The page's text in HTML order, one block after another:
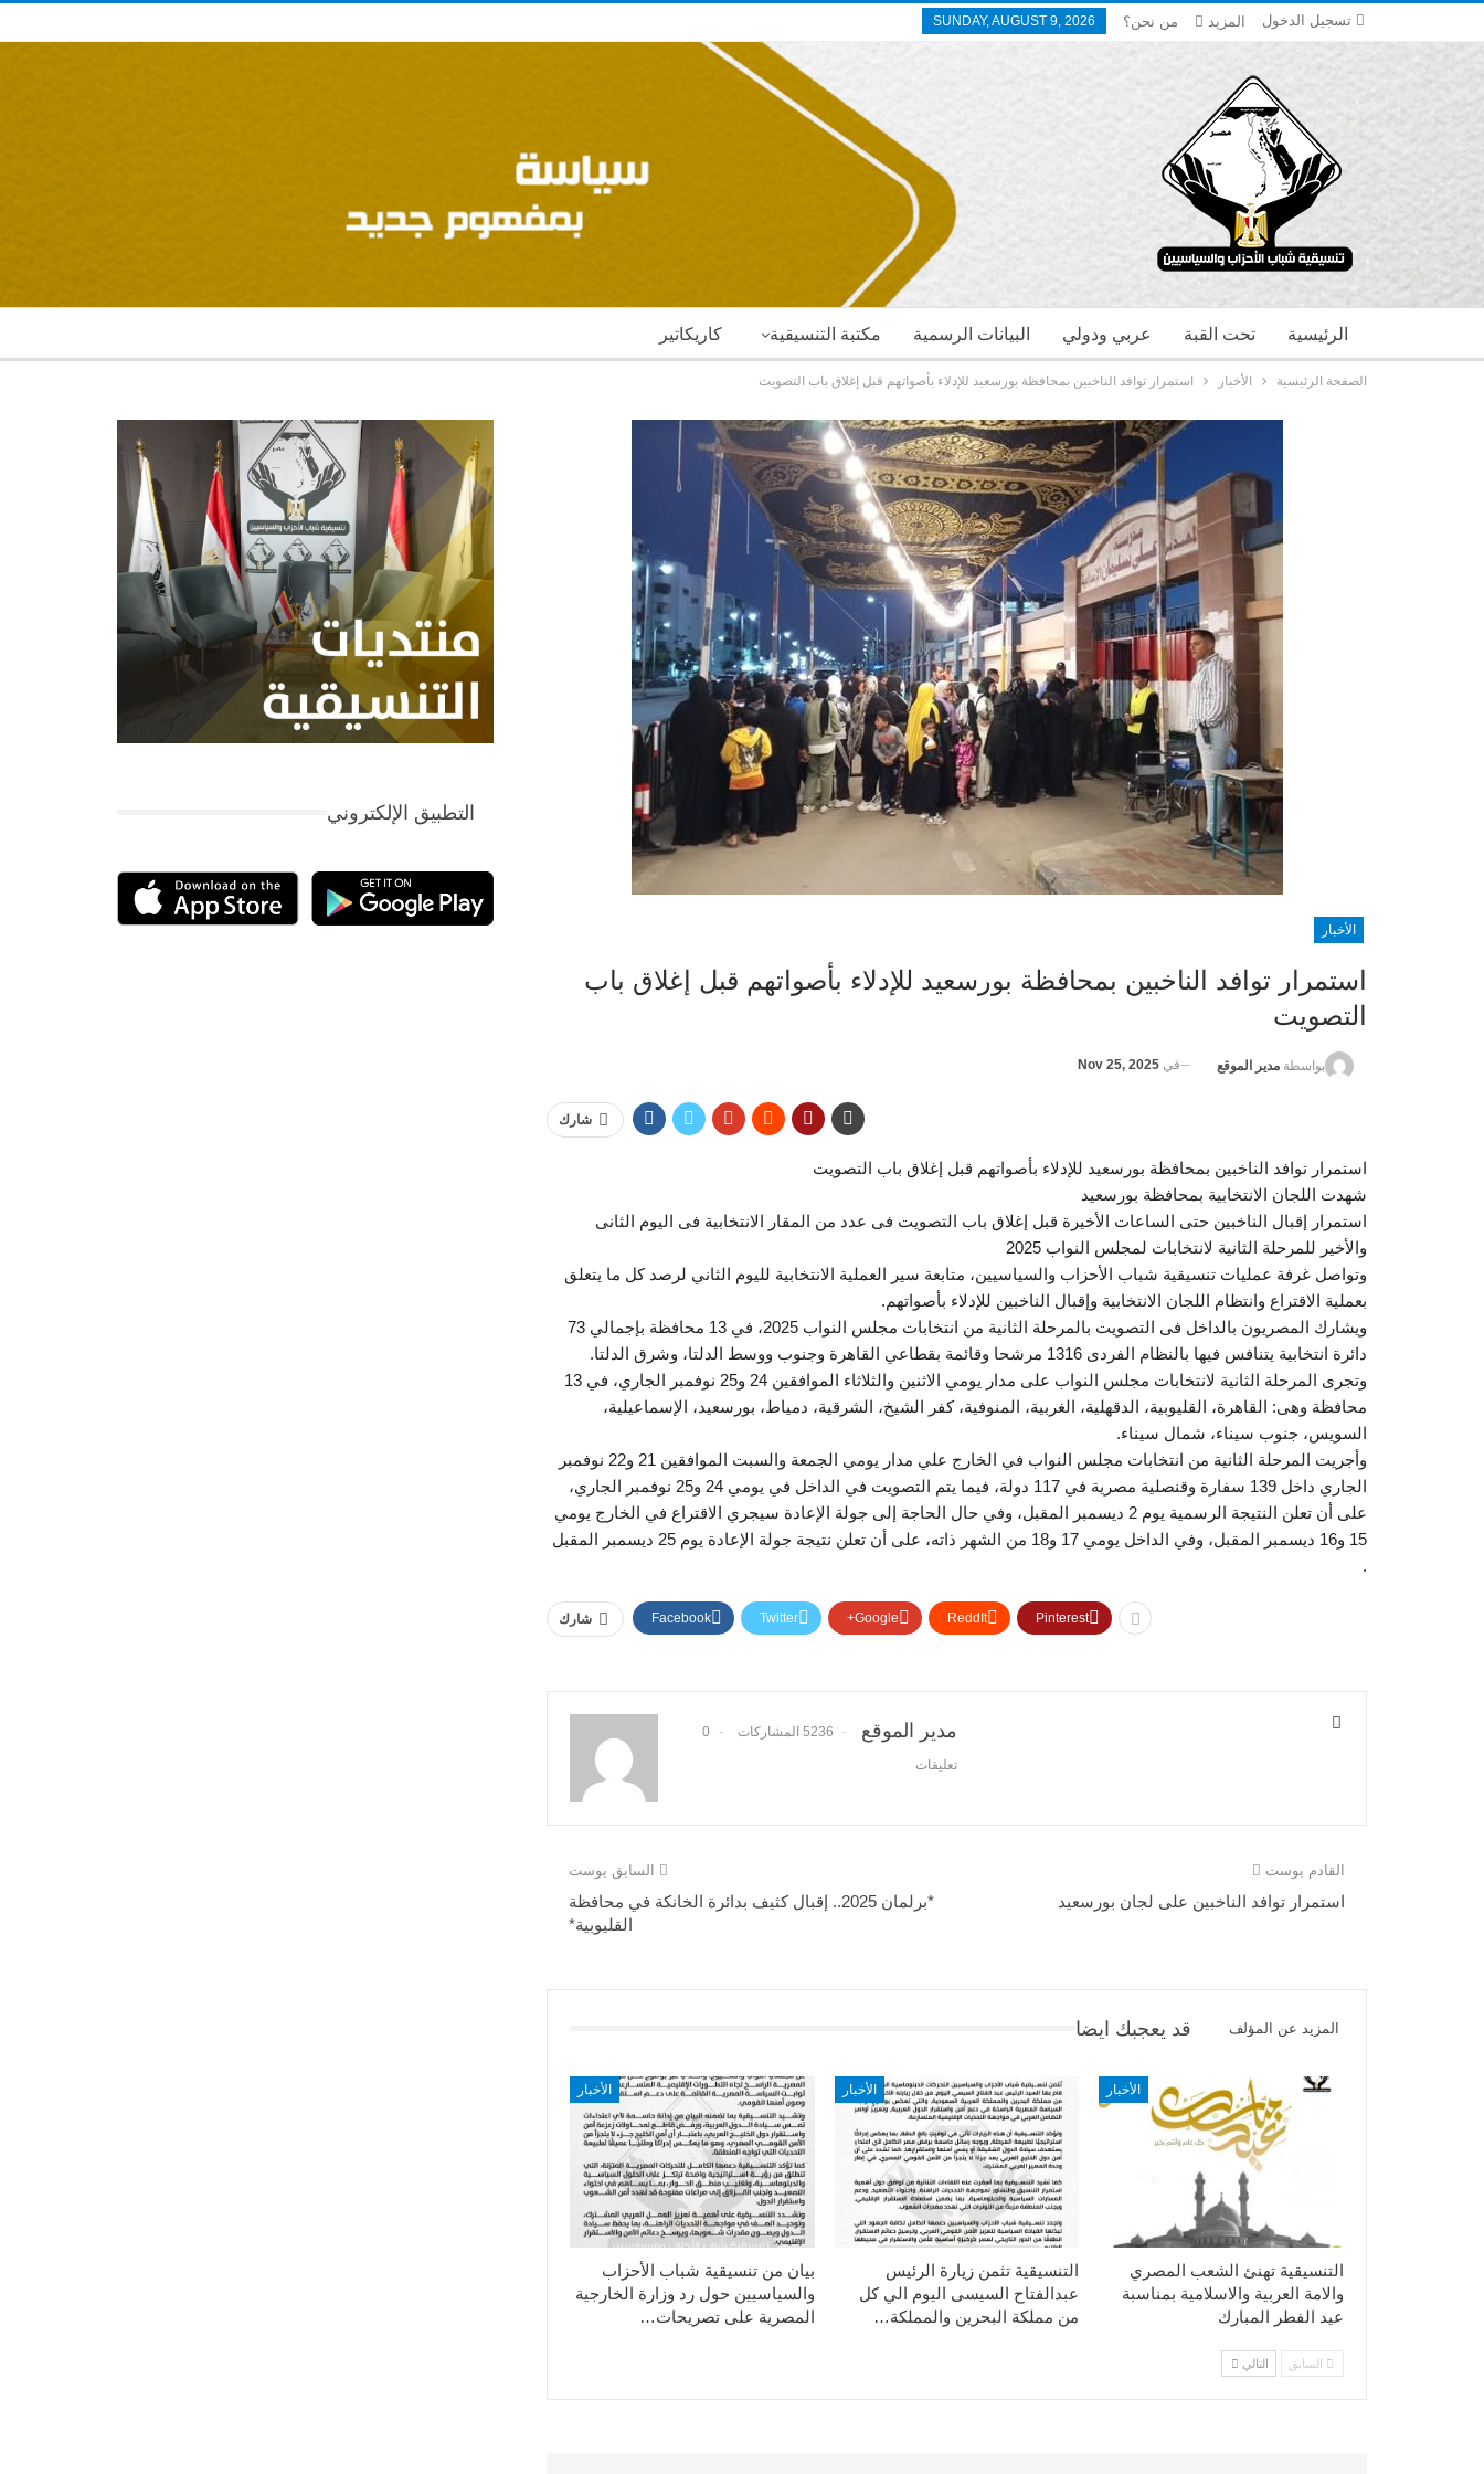
تسجيل الدخول SUNDAY, AUGUST 9, 2026 من نحن؟ المزيد
كاريكاتير مكتبة التنسيقية البيانات الرسمية عربي ودولي تحت القبة الرئيسية
الصفحة الرئيسية الأخبار استمرار توافد الناخبين بمحافظة بورسعيد للإدلاء بأصواتهم قبل إغلاق باب التصويت
الأخبار
استمرار توافد الناخبين بمحافظة بورسعيد للإدلاء بأصواتهم قبل إغلاق باب
التصويت
بواسطة مدير الموقع في Nov 25, 2025
شارك
استمرار توافد الناخبين بمحافظة بورسعيد للإدلاء بأصواتهم قبل إغلاق باب التصويت
شهدت اللجان الانتخابية بمحافظة بورسعيد
استمرار إقبال الناخبين حتى الساعات الأخيرة قبل إغلاق باب التصويت فى عدد من المقار الانتخابية فى اليوم الثانى
والأخير للمرحلة الثانية لانتخابات لمجلس النواب 2025
وتواصل غرفة عمليات تنسيقية شباب الأحزاب والسياسيين، متابعة سير العملية الانتخابية لليوم الثاني لرصد كل ما يتعلق
بعملية الاقتراع وانتظام اللجان الانتخابية وإقبال الناخبين للإدلاء بأصواتهم.
ويشارك المصريون بالداخل فى التصويت بالمرحلة الثانية من انتخابات مجلس النواب 2025، في 13 محافظة بإجمالي 73
دائرة انتخابية يتنافس فيها بالنظام الفردى 1316 مرشحا وقائمة بقطاعي القاهرة وجنوب ووسط الدلتا، وشرق الدلتا.
وتجرى المرحلة الثانية لانتخابات مجلس النواب على مدار يومي الاثنين والثلاثاء الموافقين 24 و25 نوفمبر الجاري، في 13
محافظة وهى: القاهرة، القليوبية، الدقهلية، الغربية، المنوفية، كفر الشيخ، الشرقية، دمياط، بورسعيد، الإسماعيلية،
السويس، جنوب سيناء، شمال سيناء.
وأجريت المرحلة الثانية من انتخابات مجلس النواب في الخارج علي مدار يومي الجمعة والسبت الموافقين 21 و22 نوفمبر
الجاري داخل 139 سفارة وقنصلية مصرية في 117 دولة، فيما يتم التصويت في الداخل في يومي 24 و25 نوفمبر الجاري،
على أن تعلن النتيجة الرسمية يوم 2 ديسمبر المقبل، وفي حال الحاجة إلى جولة الإعادة سيجري الاقتراع في الخارج يومي
15 و16 ديسمبر المقبل، وفي الداخل يومي 17 و18 من الشهر ذاته، على أن تعلن نتيجة جولة الإعادة يوم 25 ديسمبر المقبل
.
شارك Facebook Twitter Google+ ReddIt Pinterest
مدير الموقع 5236 المشاركات 0
تعليقات
السابق بوست
*برلمان 2025.. إقبال كثيف بدائرة الخانكة في محافظة
القليوبية*
القادم بوست
استمرار توافد الناخبين على لجان بورسعيد
قد يعجبك ايضا المزيد عن المؤلف
الأخبار
بيان من تنسيقية شباب الأحزاب
والسياسيين حول رد وزارة الخارجية
المصرية على تصريحات…
الأخبار
التنسيقية تثمن زيارة الرئيس
عبدالفتاح السيسى اليوم الي كل
من مملكة البحرين والمملكة…
الأخبار
التنسيقية تهنئ الشعب المصري
والامة العربية والاسلامية بمناسبة
عيد الفطر المبارك
السابق التالي
التطبيق الإلكتروني